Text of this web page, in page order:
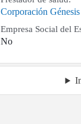
Corporación
Empresa Social del
No